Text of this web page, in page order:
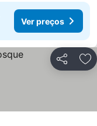
Ver preços
Partilhar